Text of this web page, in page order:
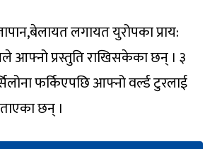
लगायत युरोपका प्राय:
आफ्नो प्रस्तुति राखिसकेका छन् । ३
फर्किएपछि आफ्नो वर्ल्ड टुरलाई
छन् ।